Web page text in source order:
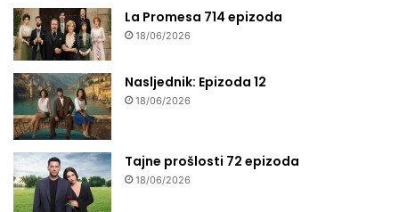
La Promesa 714 epizoda
18/06/2026
Nasljednik: Epizoda 12
18/06/2026
Tajne prošlosti 72 epizoda
18/06/2026